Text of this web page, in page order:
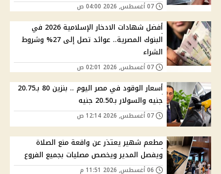
أفضل شهادات الادخار الإسلامية 2026 في
البنوك المصرية.. عوائد تصل إلى 27% وشروط
الشراء
أسعار الوقود في مصر اليوم .. بنزين 80 بـ20.75
جنيه والسولار بـ20.50 جنيه
مطعم شهير يعتذر عن واقعة منع الصلاة
ويفصل المدير ويخصص مصليات بجميع الفروع